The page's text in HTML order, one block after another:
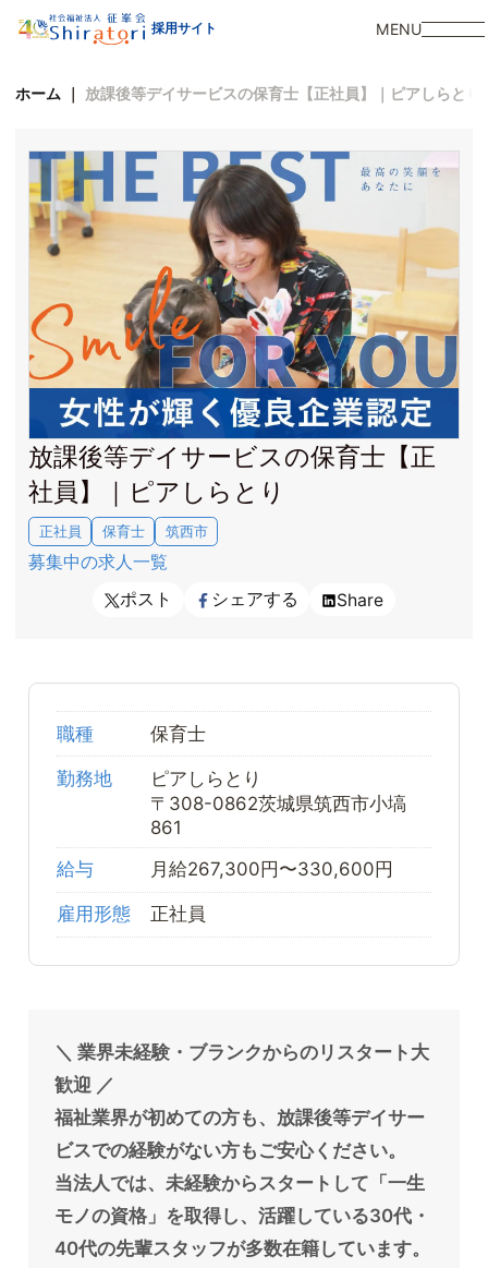
MENU
採用サイト
ホーム ｜ 放課後等デイサービスの保育士【正社員】｜ピアしらとり
放課後等デイサービスの保育士【正
社員】｜ピアしらとり
正社員 保育士 筑西市
募集中の求人一覧
ポスト
シェアする Share
職種 保育士
勤務地
ピアしらとり
〒308-0862茨城県筑西市小塙
861
給与
月給267,300円〜330,600円
雇用形態 正社員
＼ 業界未経験・ブランクからのリスタート大
歓迎 ／
福祉業界が初めての方も、放課後等デイサー
ビスでの経験がない方もご安心ください。
当法人では、未経験からスタートして「一生
モノの資格」を取得し、活躍している30代・
40代の先輩スタッフが多数在籍しています。